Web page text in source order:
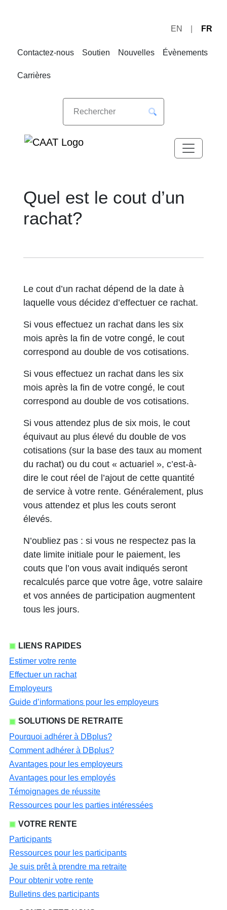
navigation
EN FR
Contactez-nous Soutien Nouvelles Évènements
Carrières
Quel est le cout d’un
rachat?
Le cout d’un rachat dépend de la date à
laquelle vous décidez d’effectuer ce rachat.
Si vous effectuez un rachat dans les six
mois après la fin de votre congé, le cout
correspond au double de vos cotisations.
Si vous effectuez un rachat dans les six
mois après la fin de votre congé, le cout
correspond au double de vos cotisations.
Si vous attendez plus de six mois, le cout
équivaut au plus élevé du double de vos
cotisations (sur la base des taux au moment
du rachat) ou du cout « actuariel », c’est-à-
dire le cout réel de l’ajout de cette quantité
de service à votre rente. Généralement, plus
vous attendez et plus les couts seront
élevés.
N’oubliez pas : si vous ne respectez pas la
date limite initiale pour le paiement, les
couts que l’on vous avait indiqués seront
recalculés parce que votre âge, votre salaire
et vos années de participation augmentent
tous les jours.
LIENS RAPIDES
Estimer votre rente
Effectuer un rachat
Employeurs
Guide d’informations pour les employeurs
SOLUTIONS DE RETRAITE
Pourquoi adhérer à DBplus?
Comment adhérer à DBplus?
Avantages pour les employeurs
Avantages pour les employés
Témoignages de réussite
Ressources pour les parties intéressées
VOTRE RENTE
Participants
Ressources pour les participants
Je suis prêt à prendre ma retraite
Pour obtenir votre rente
Bulletins des participants